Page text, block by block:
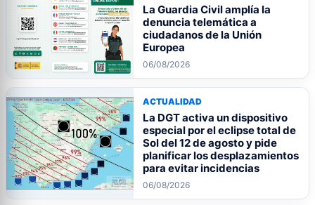
La Guardia Civil amplía la
denuncia telemática a
ciudadanos de la Unión
Europea
06/08/2026
ACTUALIDAD
La DGT activa un dispositivo
especial por el eclipse total de
Sol del 12 de agosto y pide
planificar los desplazamientos
para evitar incidencias
06/08/2026